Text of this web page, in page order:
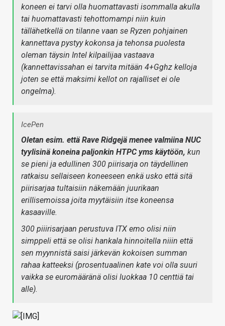
koneen ei tarvi olla huomattavasti isommalla akulla
tai huomattavasti tehottomampi niin kuin
tällähetkellä on tilanne vaan se Ryzen pohjainen
kannettava pystyy kokonsa ja tehonsa puolesta
oleman täysin Intel kilpailijaa vastaava
(kannettavissahan ei tarvita mitään 4+Gghz kelloja
joten se että maksimi kellot on rajalliset ei ole
ongelma).
IcePen
Oletan esim. että Rave Ridgejä menee valmiina NUC
tyylisinä koneina paljonkin HTPC yms käytöön, kun
se pieni ja edullinen 300 piirisarja on täydellinen
ratkaisu sellaiseen koneeseen enkä usko että sitä
piirisarjaa tultaisiin näkemään juurikaan
erillisemoissa joita myytäisiin itse koneensa
kasaaville.
300 piiirisarjaan perustuva ITX emo olisi niin
simppeli että se olisi hankala hinnoitella niiin että
sen myynnistä saisi järkevän kokoisen summan
rahaa katteeksi (prosentuaalinen kate voi olla suuri
vaikka se euromääränä olisi luokkaa 10 centtiä tai
alle).